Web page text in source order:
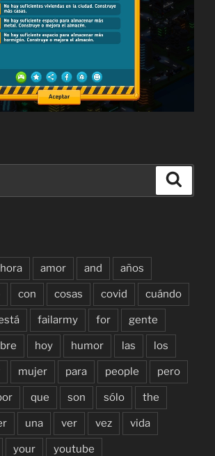
amor and años
con cosas covid cuándo
failarmy for gente
hoy humor las los
mujer para people pero
que son sólo the
una ver vez vida
your youtube